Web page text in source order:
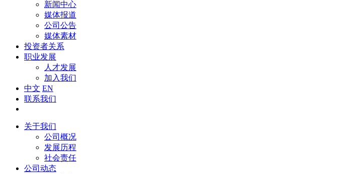
新闻中心
媒体报道
公司公告
媒体素材
投资者关系
职业发展
人才发展
加入我们
中文 EN
联系我们
关于我们
公司概况
发展历程
社会责任
公司动态